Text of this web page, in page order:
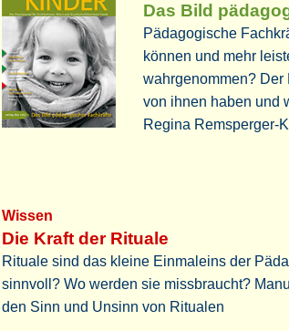
Das Bild
Pädagogische
können und mehr
wahrgenommen?
von ihnen haben und
Regina Remsperger-
Wissen
Die Kraft der Rituale
Rituale sind das kleine Einmaleins der
sinnvoll? Wo werden sie missbraucht?
den Sinn und Unsinn von Ritualen